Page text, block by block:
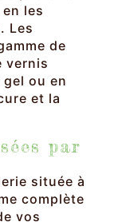
les
Les
de
vernis
ou en
et la
par
située à
complète
vos